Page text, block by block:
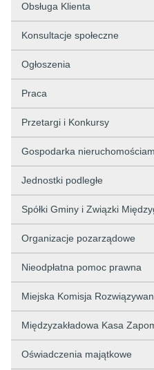
Obsługa Klienta
Konsultacje społeczne
Ogłoszenia
Praca
Przetargi i Konkursy
Gospodarka
Jednostki podległe
Spółki Gminy i Związki
Organizacje pozarządowe
Nieodpłatna pomoc prawna
Miejska Komisja
Międzyzakładowa Kasa
Oświadczenia majątkowe